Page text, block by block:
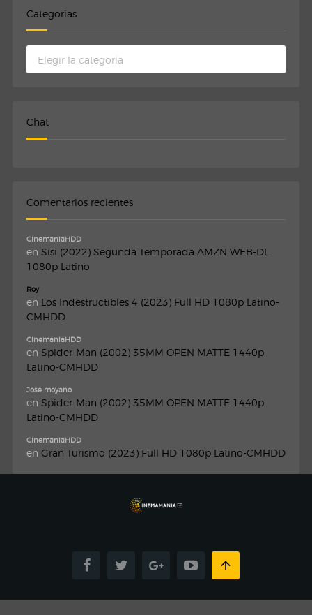
Categorias
Categorias
Chat
Comentarios recientes
CinemaniaHDD
en Sisi (2022) Segunda Temporada AMZN WEB-DL
1080p Latino
Roy
en Los Indestructibles 4 (2023) Full HD 1080p Latino-
CMHDD
CinemaniaHDD
en Spider-Man (2002) 35MM OPEN MATTE 1440p
Latino-CMHDD
Jose moyano
en Spider-Man (2002) 35MM OPEN MATTE 1440p
Latino-CMHDD
CinemaniaHDD
en Gran Turismo (2023) Full HD 1080p Latino-CMHDD